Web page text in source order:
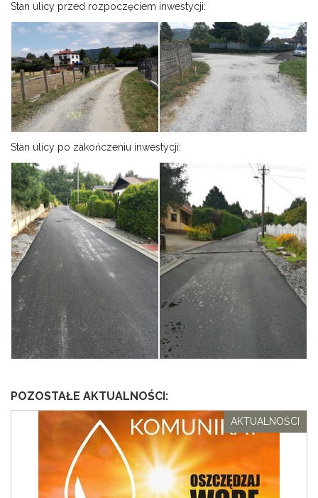
Stan ulicy przed rozpoczęciem inwestycji:
Stan ulicy po zakończeniu inwestycji:
POZOSTAŁE AKTUALNOŚCI:
AKTUALNOŚCI